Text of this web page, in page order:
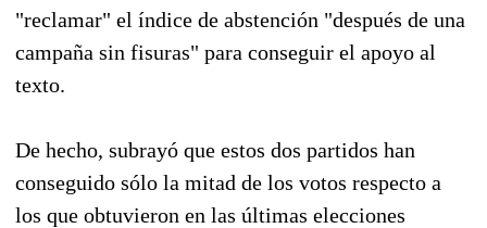
"reclamar" el índice de abstención "después de una
campaña sin fisuras" para conseguir el apoyo al
texto.
De hecho, subrayó que estos dos partidos han
conseguido sólo la mitad de los votos respecto a
los que obtuvieron en las últimas elecciones